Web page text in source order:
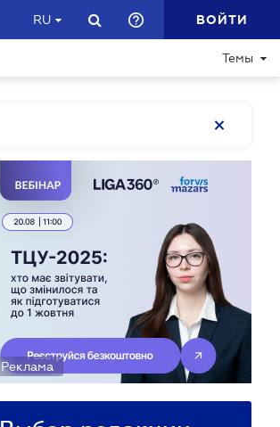
RU ВОЙТИ
Темы
Реклама